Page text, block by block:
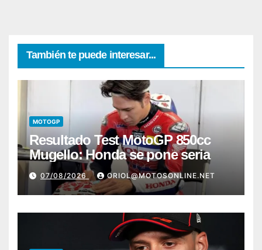
También te puede interesar...
MOTOGP
Resultado Test MotoGP 850cc
Mugello: Honda se pone seria
07/08/2026 ORIOL@MOTOSONLINE.NET